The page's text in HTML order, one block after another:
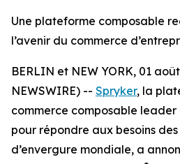
Une plateforme composable
l’avenir du commerce
BERLIN et NEW YORK, 01
NEWSWIRE) -- Spryker, la
commerce composable
pour répondre aux besoins
d’envergure mondiale, a